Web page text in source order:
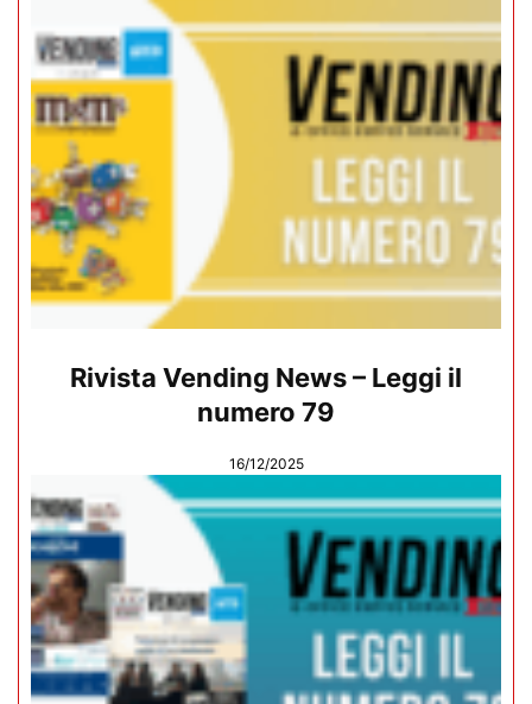
Rivista Vending News – Leggi il
numero 79
16/12/2025